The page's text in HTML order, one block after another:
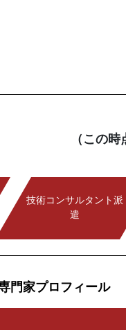
（この
技術コンサルタント派
遣
門家プロフィール